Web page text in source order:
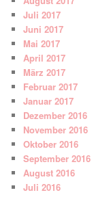
Juli 2017
Juni 2017
Mai 2017
April 2017
März 2017
Februar 2017
Januar 2017
Dezember 2016
November 2016
Oktober 2016
September 2016
August 2016
Juli 2016